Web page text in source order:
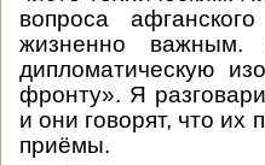
вопроса
жизненно
дипломатическую
фронту». Я
и они говорят, что
приёмы.